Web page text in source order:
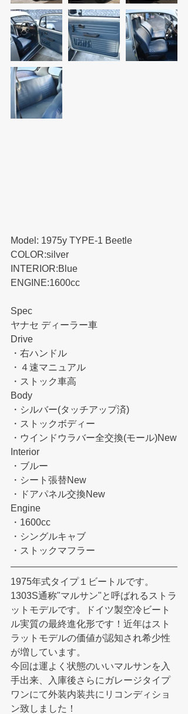
Model: 1975y TYPE-1 Beetle
COLOR:silver
INTERIOR:Blue
ENGINE:1600cc
Spec​
ヤナセ ディーラー車
Drive
・右ハンドル
・４速マニュアル
・ストック車高
Body
・シルバー(タッチアップ済)
・ストックボディー
・ウインドウラバー全交換(モール)New
Interior
・ブルー
・シート張替New
・ドアパネル交換New
Engine
・1600cc
・シングルキャブ
・ストックマフラー
1975年式タイプ１ビートルです。
1303S通称"マルサン"と呼ばれるストラ
ットモデルです。ドイツ製空冷ビート
ル実質の最終進化形です！近年はスト
ラットモデルの価値が認知され希少性
が増しています。
今回は運よく状態のいいマルサンを入
手出来、入庫後さらにガレージタイプ
ワンにて外装内装共にリコンディショ
ン致しました！